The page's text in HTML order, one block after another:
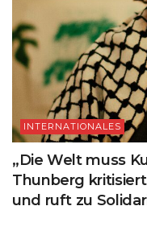
INTERNATIONALES
„Die Welt muss
Thunberg
und ruft zu